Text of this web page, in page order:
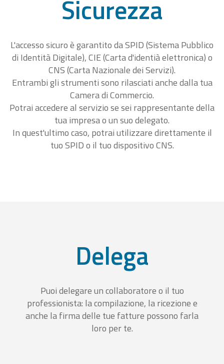
Sicurezza
L'accesso sicuro è garantito da SPID (Sistema Pubblico
di Identità Digitale), CIE (Carta d'identià elettronica) o
CNS (Carta Nazionale dei Servizi).
Entrambi gli strumenti sono rilasciati anche dalla tua
Camera di Commercio.
Potrai accedere al servizio se sei rappresentante della
tua impresa o un suo delegato.
In quest'ultimo caso, potrai utilizzare direttamente il
tuo SPID o il tuo dispositivo CNS.
Delega
Puoi delegare un collaboratore o il tuo
professionista: la compilazione, la ricezione e
anche la firma delle tue fatture possono farla
loro per te.